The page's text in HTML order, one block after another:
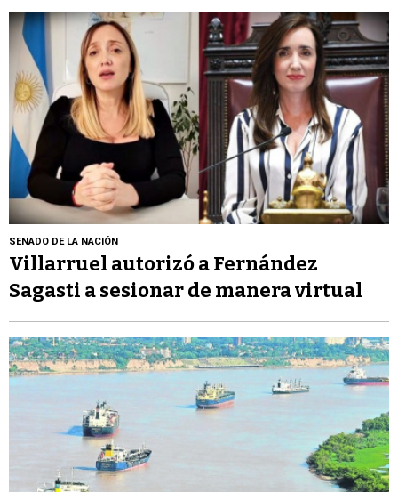
SENADO DE LA NACIÓN
Villarruel autorizó a Fernández
Sagasti a sesionar de manera virtual